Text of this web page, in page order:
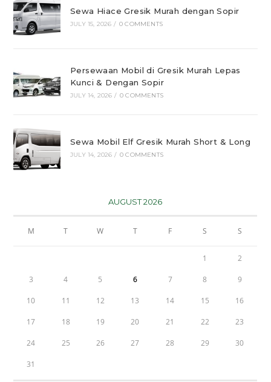
Sewa Hiace Gresik Murah dengan Sopir
JULY 15, 2026 / 0 COMMENTS
Persewaan Mobil di Gresik Murah Lepas
Kunci & Dengan Sopir
JULY 14, 2026 / 0 COMMENTS
Sewa Mobil Elf Gresik Murah Short & Long
JULY 14, 2026 / 0 COMMENTS
AUGUST 2026
M T W T F S S
1 2
3 4 5 6 7 8 9
10 11 12 13 14 15 16
17 18 19 20 21 22 23
24 25 26 27 28 29 30
31